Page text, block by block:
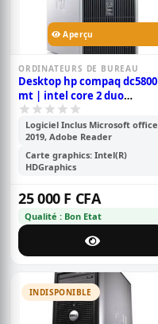
Aperçu
ORDINATEURS DE BUREAU
Desktop hp compaq dc5800
mt | intel core 2 duo
1.86ghz, 160gb hdd, 4gb ram
Logiciel Inclus Microsoft office
2019, Adobe Reader
Carte graphics: Intel(R)
HDGraphics
25 000 F CFA
Qualité : Bon Etat
INDISPONIBLE